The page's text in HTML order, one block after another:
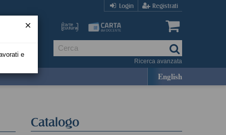
Login Registrati
Ricerca avanzata
English
Catalogo
e